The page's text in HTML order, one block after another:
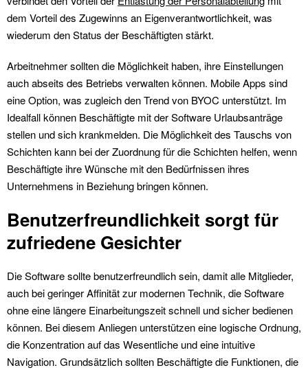
dem Vorteil des Zugewinns an Eigenverantwortlichkeit, was
wiederum den Status der Beschäftigten stärkt.
Arbeitnehmer sollten die Möglichkeit haben, ihre Einstellungen
auch abseits des Betriebs verwalten können. Mobile Apps sind
eine Option, was zugleich den Trend von BYOC unterstützt. Im
Idealfall können Beschäftigte mit der Software Urlaubsanträge
stellen und sich krankmelden. Die Möglichkeit des Tauschs von
Schichten kann bei der Zuordnung für die Schichten helfen, wenn
Beschäftigte ihre Wünsche mit den Bedürfnissen ihres
Unternehmens in Beziehung bringen können.
Benutzerfreundlichkeit sorgt für
zufriedene Gesichter
Die Software sollte benutzerfreundlich sein, damit alle Mitglieder,
auch bei geringer Affinität zur modernen Technik, die Software
ohne eine längere Einarbeitungszeit schnell und sicher bedienen
können. Bei diesem Anliegen unterstützen eine logische Ordnung,
die Konzentration auf das Wesentliche und eine intuitive
Navigation. Grundsätzlich sollten Beschäftigte die Funktionen, die